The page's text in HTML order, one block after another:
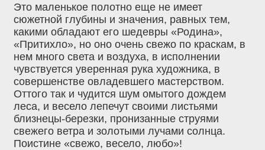
Это маленькое полотно еще не имеет
сюжетной глубины и значения, равных тем,
какими обладают его шедевры «Родина»,
«Притихло», но оно очень свежо по краскам, в
нем много света и воздуха, в исполнении
чувствуется уверенная рука художника, в
совершенстве овладевшего мастерством.
Оттого так и чудится шум омытого дождем
леса, и весело лепечут своими листьями
близнецы-березки, пронизанные струями
свежего ветра и золотыми лучами солнца.
Поистине «свежо, весело, любо»!